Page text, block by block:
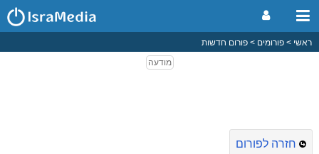
ראשי פורומים פורום חדשות
חזרה לפורום